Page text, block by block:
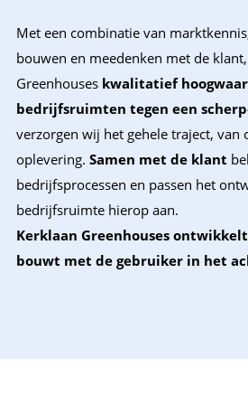
Met een combinatie van
bouwen en meedenken met de
Greenhouses kwalitatief
bedrijfsruimten tegen een
verzorgen wij het gehele traject, van
oplevering. Samen met de klant
bedrijfsprocessen en passen het
bedrijfsruimte hierop aan.
Kerklaan Greenhouses
bouwt met de gebruiker in het